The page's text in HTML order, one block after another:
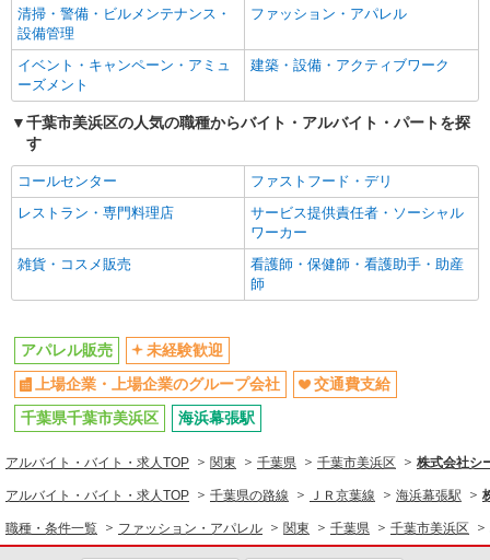
クラークス
［正社員］月給195,000円〜 ※試用期間3か月
レットパーク 幕張
キープ 詳細を見る
REGAL FACTORY STORE
靴の販売スタッフ
［契約社員］月給214,500円〜215,500円 ※
給1,250円
千葉県千葉市美浜区ひび野2-6-13 三井アウト
レットパーク 幕張
キープ
アルバイト
aimerfeel outlet
［アルバイト］ 時給：1,160円〜（研修中4ヵ
同じ職種から求人を探す
ファッション・アパレル
アパレル販売
同じ特徴から求人を探す
未経験歓迎
上場企業・上場企業のグループ会
社
交通費支給
清掃・警備・ビルメンテナンス・
設備管理
ファッション・アパレル
イベント・キャンペーン・アミュ
ーズメント
建築・設備・アクティブワーク
千葉市美浜区の人気の職種からバイト・アルバイト・パートを探
す
コールセンター
ファストフード・デリ
レストラン・専門料理店
サービス提供責任者・ソーシャル
ワーカー
雑貨・コスメ販売
看護師・保健師・看護助手・助産
師
アパレル販売
未経験歓迎
上場企業・上場企業のグループ会社
交通費支給
千葉県千葉市美浜区
海浜幕張駅
アルバイト・バイト・求人TOP 関東 千葉県 千葉市美浜区 株式会社シ
アルバイト・バイト・求人TOP 千葉県の路線 ＪＲ京葉線 海浜幕張駅
職種・条件一覧 ファッション・アパレル 関東 千葉県 千葉市美浜区